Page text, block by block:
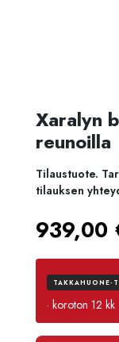
Xaralyn
reunoilla
Tilaustuote.
tilauksen
939,00
TAKKAHUONE-
· koroton 12 kk